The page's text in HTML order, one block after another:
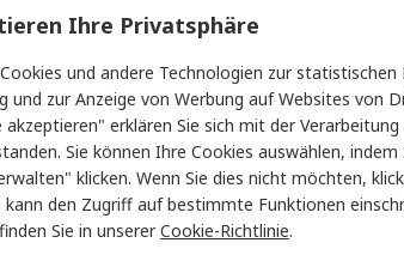
mehrere Eigenschaften auswählen.
Wert
binder
Sensor-Betätigungselementkabel
Schwarz
Ihre Privatsphäre
und andere Technologien zur
und zur Anzeige von Werbung auf Websites von
akzeptieren" erklären Sie sich mit der
Sie können Ihre Cookies auswählen, indem
klicken. Wenn Sie dies nicht möchten,
kann den Zugriff auf bestimmte Funktionen
Sie in unsererCookie-Richtlinie.